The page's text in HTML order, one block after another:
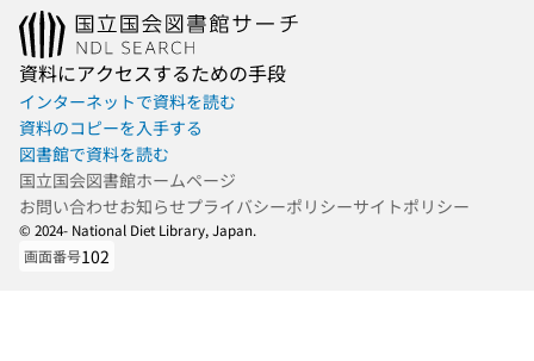
資料にアクセスするための手段
インターネットで資料を読む
資料のコピーを入手する
図書館で資料を読む
国立国会図書館ホームページ
お問い合わせお知らせプライバシーポリシーサイトポリシー
© 2024- National Diet Library, Japan.
画面番号102